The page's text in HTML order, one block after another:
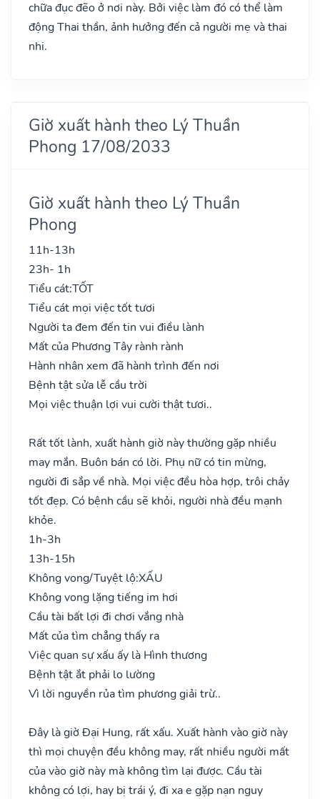
chữa đục đẽo ở nơi này. Bởi việc làm đó có thể làm
động Thai thần, ảnh hưởng đến cả người mẹ và thai
nhi.
Giờ xuất hành theo Lý Thuần
Phong 17/08/2033
Giờ xuất hành theo Lý Thuần
Phong
11h-13h
23h- 1h
Tiểu cát:TỐT
Tiểu cát mọi việc tốt tươi
Người ta đem đến tin vui điều lành
Mất của Phương Tây rành rành
Hành nhân xem đã hành trình đến nơi
Bệnh tật sửa lễ cầu trời
Mọi việc thuận lợi vui cười thật tươi..
Rất tốt lành, xuất hành giờ này thường gặp nhiều
may mắn. Buôn bán có lời. Phụ nữ có tin mừng,
người đi sắp về nhà. Mọi việc đều hòa hợp, trôi chảy
tốt đẹp. Có bệnh cầu sẽ khỏi, người nhà đều mạnh
khỏe.
1h-3h
13h-15h
Không vong/Tuyệt lộ:XẤU
Không vong lặng tiếng im hơi
Cầu tài bất lợi đi chơi vắng nhà
Mất của tìm chẳng thấy ra
Việc quan sự xấu ấy là Hình thương
Bệnh tật ắt phải lo lường
Vì lời nguyền rủa tìm phương giải trừ..
Đây là giờ Đại Hung, rất xấu. Xuất hành vào giờ này
thì mọi chuyện đều không may, rất nhiều người mất
của vào giờ này mà không tìm lại được. Cầu tài
không có lợi, hay bị trái ý, đi xa e gặp nạn nguy